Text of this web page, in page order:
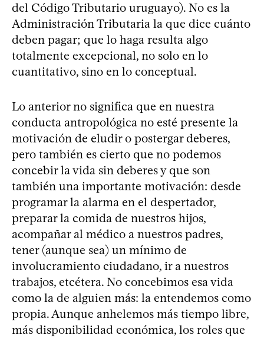
del Código Tributario uruguayo). No es la
Administración Tributaria la que dice cuánto
deben pagar; que lo haga resulta algo
totalmente excepcional, no solo en lo
cuantitativo, sino en lo conceptual.
Lo anterior no significa que en nuestra
conducta antropológica no esté presente la
motivación de eludir o postergar deberes,
pero también es cierto que no podemos
concebir la vida sin deberes y que son
también una importante motivación: desde
programar la alarma en el despertador,
preparar la comida de nuestros hijos,
acompañar al médico a nuestros padres,
tener (aunque sea) un mínimo de
involucramiento ciudadano, ir a nuestros
trabajos, etcétera. No concebimos esa vida
como la de alguien más: la entendemos como
propia. Aunque anhelemos más tiempo libre,
más disponibilidad económica, los roles que